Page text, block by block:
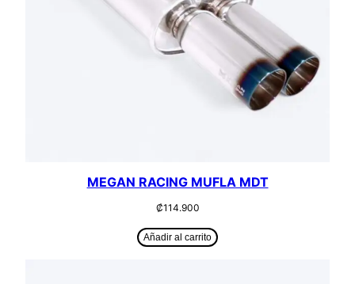
MEGAN RACING MUFLA MDT
₡114.900
Añadir al carrito